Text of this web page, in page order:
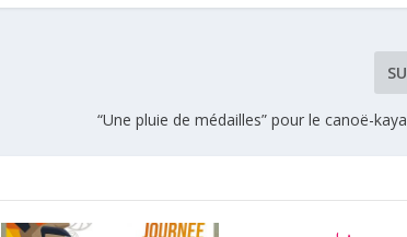
“Une pluie de médailles” pour le canoë-